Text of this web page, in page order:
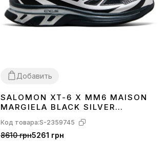
Добавить
4041 42 43
SALOMON XT-6 X MM6 MAISON
MARGIELA BLACK SILVER
PHANTOM L49107000
Код товара:S-2359745
8610 грн5261 грн